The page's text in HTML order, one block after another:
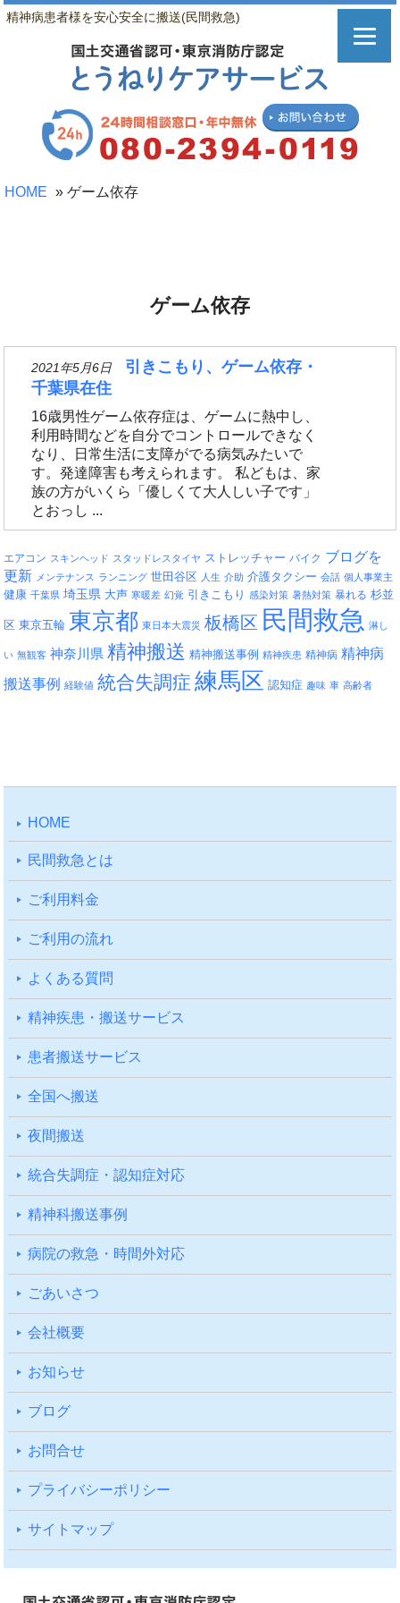
精神病患者様を安心安全に搬送(民間救急)
HOME » ゲーム依存
ゲーム依存
2021年5月6日
引きこもり、ゲーム依存・
千葉県在住
16歳男性ゲーム依存症は、ゲームに熱中し、
利用時間などを自分でコントロールできなく
なり、日常生活に支障がでる病気みたいで
す。発達障害も考えられます。 私どもは、家
族の方がいくら「優しくて大人しい子です」
とおっし ...
エアコン スキンヘッド スタッドレスタイヤ ストレッチャー バイク ブログを
更新 メンテナンス ランニング 世田谷区 人生 介助 介護タクシー 会話 個人事業主
健康 千葉県 埼玉県 大声 寒暖差 幻覚 引きこもり 感染対策 暑熱対策 暴れる 杉並
区 東京五輪 東京都 東日本大震災 板橋区 民間救急 淋し
い 無観客 神奈川県 精神搬送 精神搬送事例 精神疾患 精神病 精神病
搬送事例
経験値 統合失調症 練馬区 認知症 趣味 車 高齢者
HOME
⺠間救急とは
ご利⽤料⾦
ご利⽤の流れ
よくある質問
精神疾患・搬送サービス
患者搬送サービス
全国へ搬送
夜間搬送
統合失調症・認知症対応
精神科搬送事例
病院の救急・時間外対応
ごあいさつ
会社概要
お知らせ
ブログ
お問合せ
プライバシーポリシー
サイトマップ